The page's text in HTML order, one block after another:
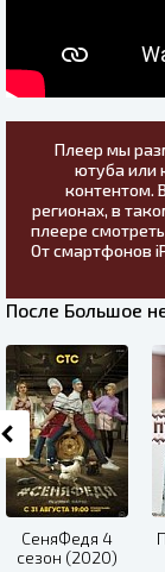
Плеер мы
ютуба или
контентом.
регионах, в
плеере
От смартфонов
После Большое
СеняФедя 4
сезон (2020)